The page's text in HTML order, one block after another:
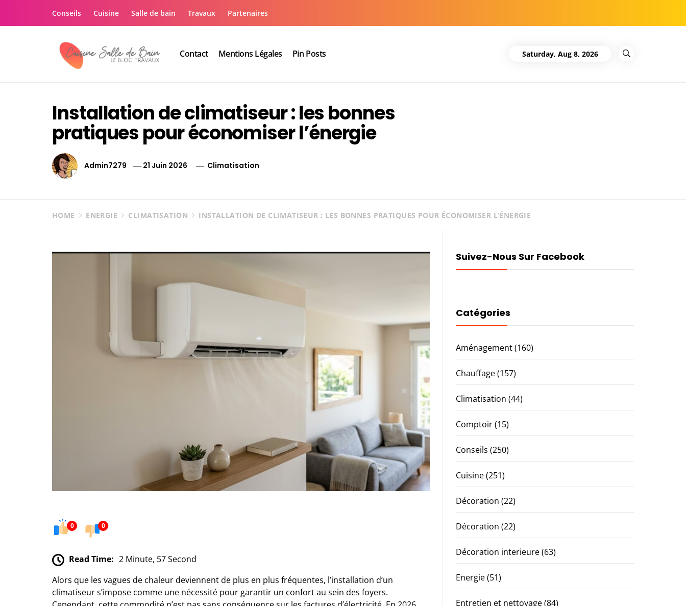
Conseils Cuisine Salle de bain Travaux Partenaires
Contact Mentions Légales Pin Posts Saturday, Aug 8, 2026
Installation de climatiseur : les bonnes
pratiques pour économiser l’énergie
Admin7279 21 Juin 2026 Climatisation
HOME ENERGIE CLIMATISATION INSTALLATION DE CLIMATISEUR : LES BONNES PRATIQUES POUR ÉCONOMISER L’ÉNERGIE
0 0
Read Time: 2 Minute, 57 Second
Alors que les vagues de chaleur deviennent de plus en plus fréquentes, l’installation d’un
climatiseur s’impose comme une nécessité pour garantir un confort au sein des foyers.
Suivez-Nous Sur Facebook
Catégories
Aménagement(160)
Chauffage(157)
Climatisation (44)
Comptoir(15)
Conseils (250)
Cuisine(251)
Décoration (22)
Décoration (22)
Décoration interieure(63)
Energie(51)
Entretien et nettoyage(84)